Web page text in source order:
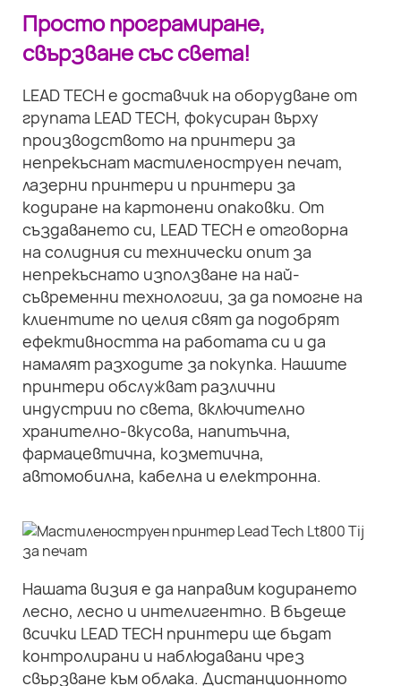
Просто програмиране,
свързване със света!
LEAD TECH е доставчик на оборудване от
групата LEAD TECH, фокусиран върху
производството на принтери за
непрекъснат мастиленоструен печат,
лазерни принтери и принтери за
кодиране на картонени опаковки. От
създаването си, LEAD TECH е отговорна
на солидния си технически опит за
непрекъснато използване на най-
съвременни технологии, за да помогне на
клиентите по целия свят да подобрят
ефективността на работата си и да
намалят разходите за покупка. Нашите
принтери обслужват различни
индустрии по света, включително
хранително-вкусова, напитъчна,
фармацевтична, козметична,
автомобилна, кабелна и електронна.
Нашата визия е да направим кодирането
лесно, лесно и интелигентно. В бъдеще
всички LEAD TECH принтери ще бъдат
контролирани и наблюдавани чрез
свързване към облака. Дистанционното